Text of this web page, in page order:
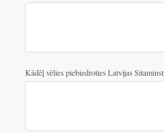
Kādēļ vēlies piebiedroties Latvijas